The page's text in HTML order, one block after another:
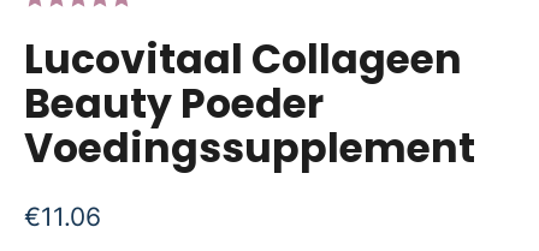
Lucovitaal Collageen
Beauty Poeder
Voedingssupplement
€11.06